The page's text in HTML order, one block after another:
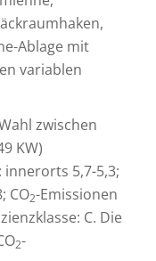
Ablage mit
variablen
zwischen
KW)
5,7-5,3;
CO2-Emissionen
C. Die
2-